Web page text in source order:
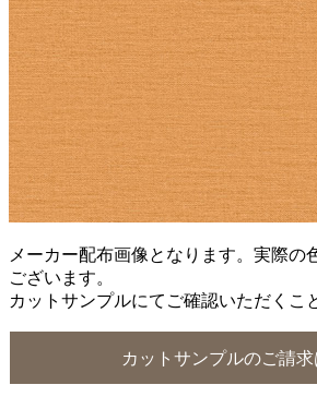
メーカー配布画像となります。実際の
ございます。
カットサンプルにてご確認いただくこ
カットサンプルのご請